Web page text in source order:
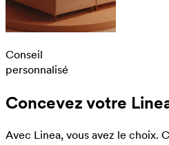
Conseil
personnalisé
Concevez votre
Avec Linea, vous avez le choix.